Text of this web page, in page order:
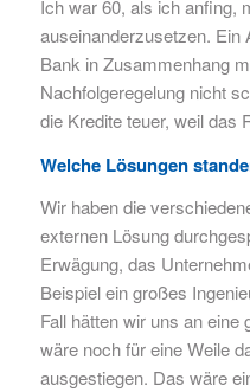
Ich war 60, als ich anfing,
auseinanderzusetzen. Ein
Bank in Zusammenhang
Nachfolgeregelung nicht
die Kredite teuer, weil das
Welche Lösungen
Wir haben die
externen Lösung
Erwägung, das
Beispiel ein großes
Fall hätten wir uns an
wäre noch für eine Weile
ausgestiegen. Das wäre